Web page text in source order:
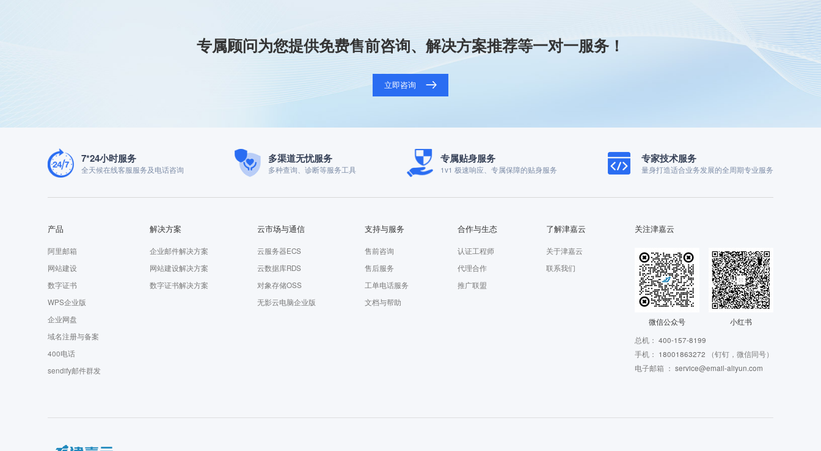
专属顾问为您提供免费售前咨询、解决方案推荐等一对一服务！
立即咨询
7*24小时服务
全天候在线客服服务及电话咨询
多渠道无忧服务
多种查询、诊断等服务工具
专属贴身服务
1v1 极速响应、专属保障的贴身服务
专家技术服务
量身打造适合业务发展的全周期专业服务
产品
阿里邮箱
网站建设
数字证书
WPS企业版
企业网盘
域名注册与备案
400电话
sendify邮件群发
解决方案
企业邮件解决方案
网站建设解决方案
数字证书解决方案
云市场与通信
云服务器ECS
云数据库RDS
对象存储OSS
无影云电脑企业版
支持与服务
售前咨询
售后服务
工单电话服务
文档与帮助
合作与生态
认证工程师
代理合作
推广联盟
了解津嘉云
关于津嘉云
联系我们
关注津嘉云
微信公众号
小红书
总机：400-157-8199
手机： 18001863272 （钉钉，微信同号）
电子邮箱 ：service@email-aliyun.com